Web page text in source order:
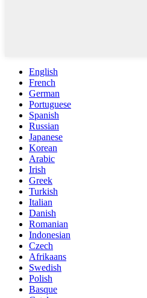
English
French
German
Portuguese
Spanish
Russian
Japanese
Korean
Arabic
Irish
Greek
Turkish
Italian
Danish
Romanian
Indonesian
Czech
Afrikaans
Swedish
Polish
Basque